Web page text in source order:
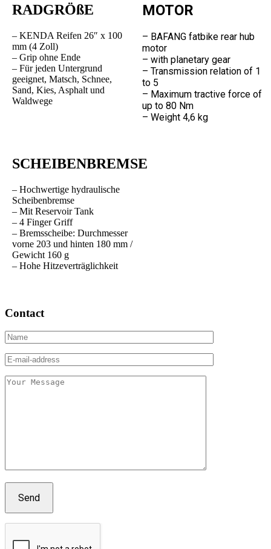
RADGRÖßE
– KENDA Reifen 26″ x 100
mm (4 Zoll)
– Grip ohne Ende
– Für jeden Untergrund
geeignet, Matsch, Schnee,
Sand, Kies, Asphalt und
Waldwege
MOTOR
– BAFANG fatbike rear hub
motor
– with planetary gear
– Transmission relation of 1
to 5
– Maximum tractive force of
up to 80 Nm
– Weight 4,6 kg
SCHEIBENBREMSE
– Hochwertige hydraulische
Scheibenbremse
– Mit Reservoir Tank
– 4 Finger Griff
– Bremsscheibe: Durchmesser
vorne 203 und hinten 180 mm /
Gewicht 160 g
– Hohe Hitzeverträglichkeit
Contact